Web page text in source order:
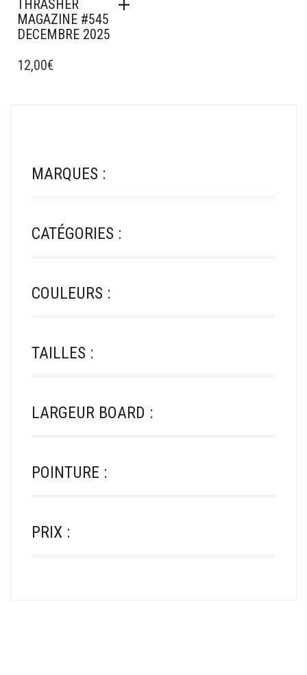
THRASHER
MAGAZINE #545
DECEMBRE 2025
12,00€
MARQUES :
CATÉGORIES :
COULEURS :
TAILLES :
LARGEUR BOARD :
POINTURE :
PRIX :